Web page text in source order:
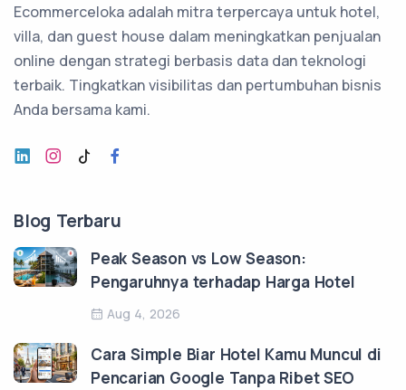
Ecommerceloka adalah mitra terpercaya untuk hotel,
villa, dan guest house dalam meningkatkan penjualan
online dengan strategi berbasis data dan teknologi
terbaik. Tingkatkan visibilitas dan pertumbuhan bisnis
Anda bersama kami.
Blog Terbaru
Peak Season vs Low Season:
Pengaruhnya terhadap Harga Hotel
Aug 4, 2026
Cara Simple Biar Hotel Kamu Muncul di
Pencarian Google Tanpa Ribet SEO